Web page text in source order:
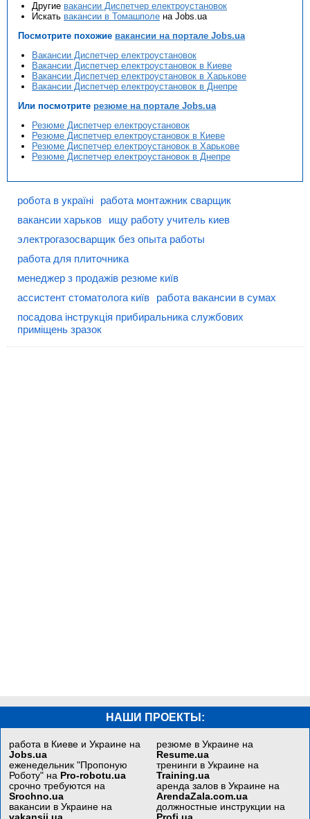
Другие вакансии Диспетчер електроустановок
Искать вакансии в Томашполе на Jobs.ua
Посмотрите похожие вакансии на портале Jobs.ua
Вакансии Диспетчер електроустановок
Вакансии Диспетчер електроустановок в Киеве
Вакансии Диспетчер електроустановок в Харькове
Вакансии Диспетчер електроустановок в Днепре
Или посмотрите резюме на портале Jobs.ua
Резюме Диспетчер електроустановок
Резюме Диспетчер електроустановок в Киеве
Резюме Диспетчер електроустановок в Харькове
Резюме Диспетчер електроустановок в Днепре
робота в україні
работа монтажник сварщик
вакансии харьков
ищу работу учитель киев
электрогазосварщик без опыта работы
работа для плиточника
менеджер з продажів резюме київ
ассистент стоматолога київ
работа вакансии в сумах
посадова інструкція прибиральника службових
приміщень зразок
НАШИ ПРОЕКТЫ:
работа в Киеве и Украине на
Jobs.ua
еженедельник "Пропоную
Роботу" на Pro-robotu.ua
срочно требуются на
Srochno.ua
вакансии в Украине на
резюме в Украине на
Resume.ua
тренинги в Украине на
Training.ua
аренда залов в Украине на
ArendaZala.com.ua
должностные инструкции на